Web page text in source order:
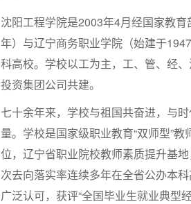
沈阳工程学院是2003年4月经国家教
年）与辽宁商务职业学院（始建于
科高校。学校以工为主，工、管、经
投资集团公司共建。
七十余年来，学校与祖国共奋进，与
量。学校是国家级职业教育“双师型”
位，辽宁省职业院校教师素质提升基
次去向落实率连续多年在全省公办本
广泛认可，获评“全国毕业生就业典型